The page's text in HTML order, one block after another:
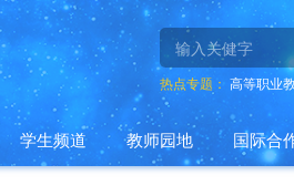
热点专题： 高等职业
学生频道 教师园地 国际合